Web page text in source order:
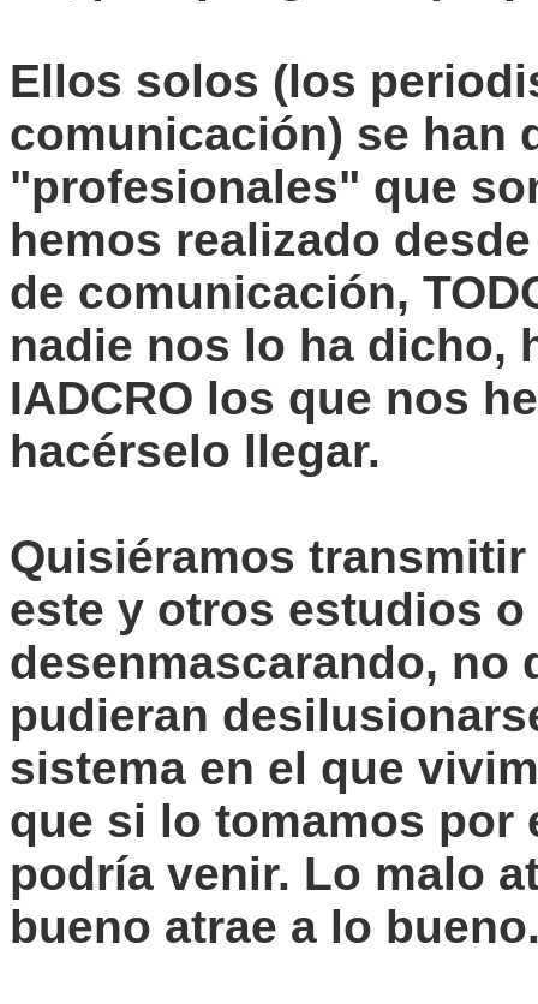
Ellos solos (los
comunicación) se han
"profesionales" que
hemos realizado
de comunicación,
nadie nos lo ha dicho,
IADCRO los que nos
hacérselo llegar.
Quisiéramos
este y otros estudios
desenmascarando, no
pudieran
sistema en el que
que si lo tomamos por
podría venir. Lo malo
bueno atrae a lo